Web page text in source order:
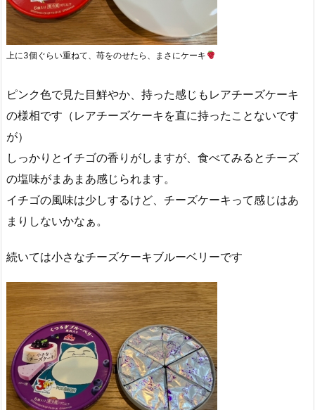
上に3個ぐらい重ねて、苺をのせたら、まさにケーキ
ピンク色で見た目鮮やか、持った感じもレアチーズケーキ
の様相です（レアチーズケーキを直に持ったことないです
が）
しっかりとイチゴの香りがしますが、食べてみるとチーズ
の塩味がまあまあ感じられます。
イチゴの風味は少しするけど、チーズケーキって感じはあ
まりしないかなぁ。
続いては小さなチーズケーキブルーベリーです